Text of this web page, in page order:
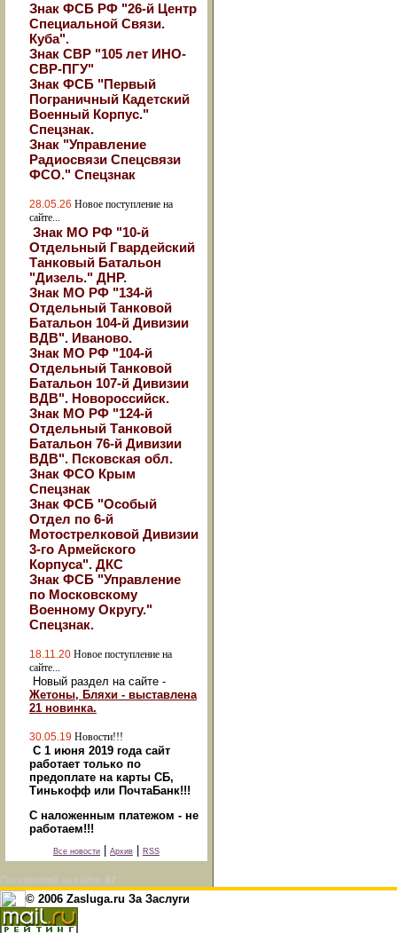
Знак ФСБ РФ "26-й Центр
Специальной Связи.
Куба".
Знак СВР "105 лет ИНО-
СВР-ПГУ"
Знак ФСБ "Первый
Пограничный Кадетский
Военный Корпус."
Спецзнак.
Знак "Управление
Радиосвязи Спецсвязи
ФСО." Спецзнак
28.05.26 Новое поступление на
сайте...
Знак МО РФ "10-й
Отдельный Гвардейский
Танковый Батальон
"Дизель." ДНР.
Знак МО РФ "134-й
Отдельный Танковой
Батальон 104-й Дивизии
ВДВ". Иваново.
Знак МО РФ "104-й
Отдельный Танковой
Батальон 107-й Дивизии
ВДВ". Новороссийск.
Знак МО РФ "124-й
Отдельный Танковой
Батальон 76-й Дивизии
ВДВ". Псковская обл.
Знак ФСО Крым
Спецзнак
Знак ФСБ "Особый
Отдел по 6-й
Мотострелковой Дивизии
3-го Армейского
Корпуса". ДКС
Знак ФСБ "Управление
по Московскому
Военному Округу."
Спецзнак.
18.11.20 Новое поступление на
сайте...
Новый раздел на сайте -
Жетоны, Бляхи - выставлена
21 новинка.
30.05.19 Новости!!!
С 1 июня 2019 года сайт
работает только по
предоплате на карты СБ,
Тинькофф или ПочтаБанк!!!
С наложенным платежом - не
работаем!!!
Все новости Архив RSS
Посетителей на сайте: 67
© 2006 Zasluga.ru За Заслуги